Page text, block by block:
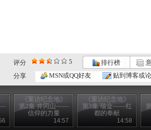
评分 5 排行榜
分享
MSN或QQ好友 贴到博客或
《重访纪念地》
第2集 井冈山——
信仰的力量
14:57
《重访纪念地》
第3集 瑞金——红
都的奉献
14:58